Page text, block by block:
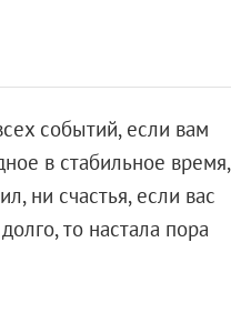
событий, если вам
в стабильное время,
ни счастья, если вас
то настала пора